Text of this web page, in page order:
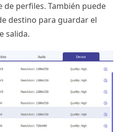
de perfiles. También puede
destino para guardar el
salida.